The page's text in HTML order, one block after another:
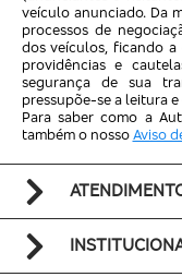
veículo anunciado. Da
processos de
dos veículos, ficando
providências e
segurança de sua
pressupõe-se a leitura
Para saber como a
também o nossoAviso